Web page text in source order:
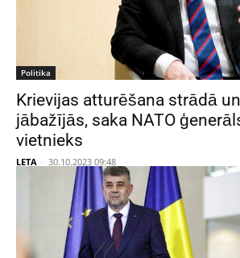
Politika
Krievijas atturēšana strādā
jābažījās, saka NATO
vietnieks
LETA - 30.10.2023 09:48